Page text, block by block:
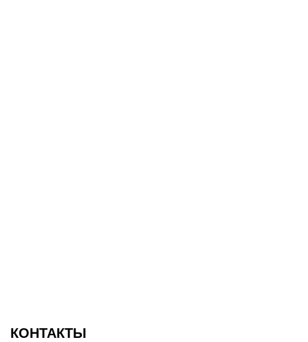
КОНТАКТЫ